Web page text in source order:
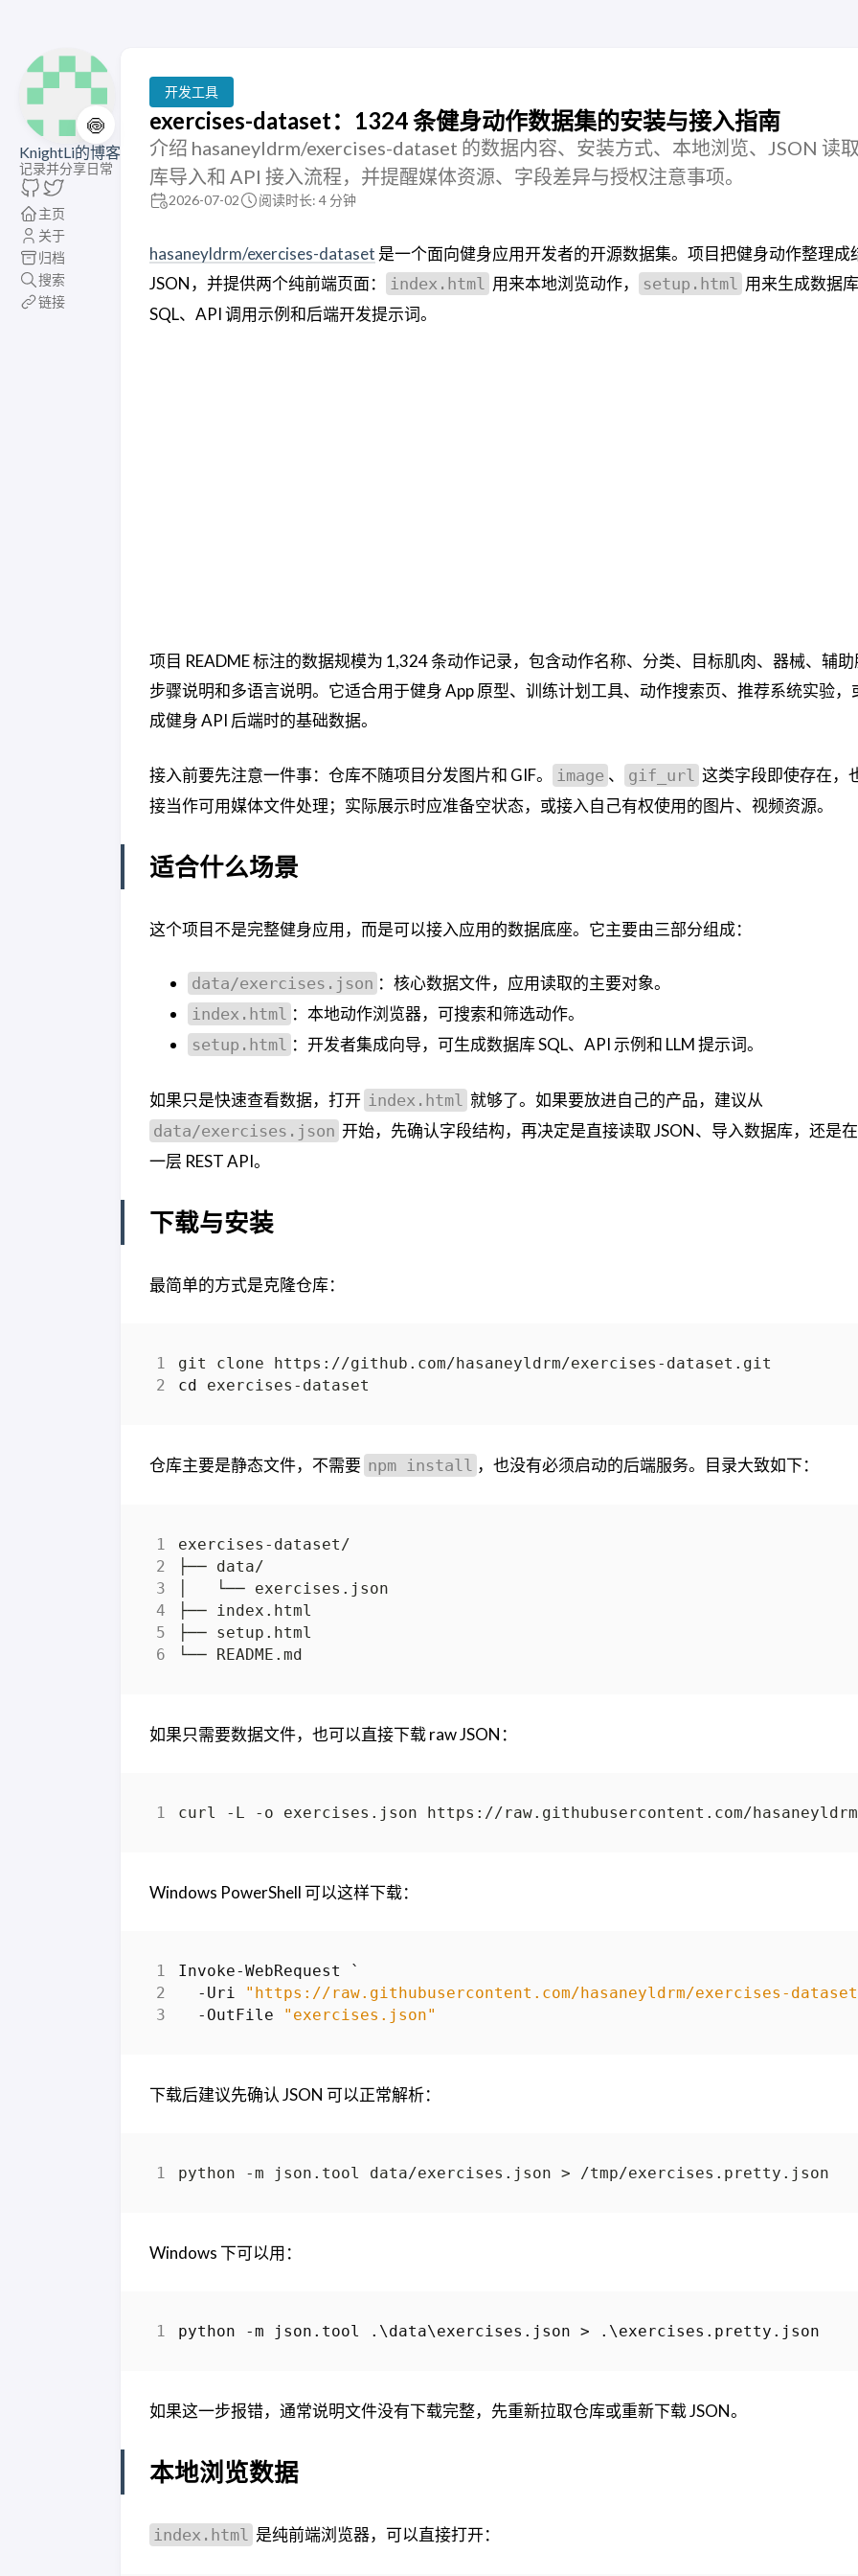
🍥
KnightLi的博客
记录并分享日常
主页
关于
归档
搜索
链接
开发工具
exercises-dataset：1324 条健身动作数据集的安装与接入指南
介绍 hasaneyldrm/exercises-dataset 的数据内容、安装方式、本地浏览、JSON 读
库导入和 API 接入流程，并提醒媒体资源、字段差异与授权注意事项。
2026-07-02 阅读时长: 4 分钟
hasaneyldrm/exercises-dataset 是一个面向健身应用开发者的开源数据集。项目把健身动作整理成
JSON，并提供两个纯前端页面：
index.html 用来本地浏览动作， setup.html 用来生成数据
SQL、API 调用示例和后端开发提示词。
项目 README 标注的数据规模为 1,324 条动作记录，包含动作名称、分类、目标肌肉、器械、辅
步骤说明和多语言说明。它适合用于健身 App 原型、训练计划工具、动作搜索页、推荐系统实验，
成健身 API 后端时的基础数据。
接入前要先注意一件事：仓库不随项目分发图片和 GIF。 image 、 gif_url 这类字段即使存在，
接当作可用媒体文件处理；实际展示时应准备空状态，或接入自己有权使用的图片、视频资源。
适合什么场景
这个项目不是完整健身应用，而是可以接入应用的数据底座。它主要由三部分组成：
data/exercises.json ：核心数据文件，应用读取的主要对象。
index.html ：本地动作浏览器，可搜索和筛选动作。
setup.html ：开发者集成向导，可生成数据库 SQL、API 示例和 LLM 提示词。
如果只是快速查看数据，打开 index.html 就够了。如果要放进自己的产品，建议从
data/exercises.json 开始，先确认字段结构，再决定是直接读取 JSON、导入数据库，还是
一层 REST API。
下载与安装
最简单的方式是克隆仓库：
cd
仓库主要是静态文件，不需要 npm install ，也没有必须启动的后端服务。目录大致如下：
如果只需要数据文件，也可以直接下载 raw JSON：
Windows PowerShell 可以这样下载：
Invoke-WebRequest
`
-Uri
"https://raw.githubusercontent.com/hasaneyldrm/exercises-
-OutFile
"exercises.json"
下载后建议先确认 JSON 可以正常解析：
Windows 下可以用：
python -m json . tool .\data\exercises . json > .\exercises . pretty . json
如果这一步报错，通常说明文件没有下载完整，先重新拉取仓库或重新下载 JSON。
本地浏览数据
index.html 是纯前端浏览器，可以直接打开：